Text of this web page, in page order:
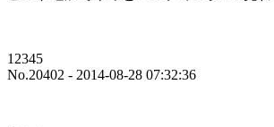
12345
No.20402 - 2014-08-28 07:32:36